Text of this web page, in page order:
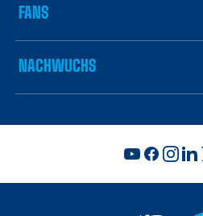
FANS
NACHWUCHS